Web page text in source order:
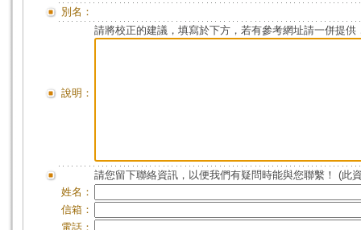
別名：
說明：
請將校正的建議，填寫於下方，若有參考網址請一併提供
請您留下聯絡資訊，以便我們有疑問時能與您聯繫！ (此
姓名：
信箱：
電話：